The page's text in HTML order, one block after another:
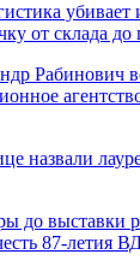
убивает
от склада до
Рабинович
назвали
до выставки
87-летия